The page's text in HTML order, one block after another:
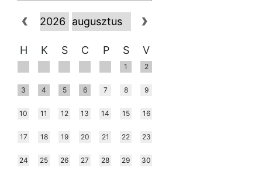
H K S C P S V
1 2
3 4 5 6 7 8 9
10 11 12 13 14 15 16
17 18 19 20 21 22 23
24 25 26 27 28 29 30